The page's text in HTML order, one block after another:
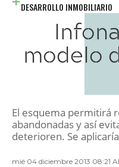
DESARROLLO INMOBILIARIO
modelo
El esquema permitirá
abandonadas y así
deterioren. Se
mié 04 diciembre 2013 08:21